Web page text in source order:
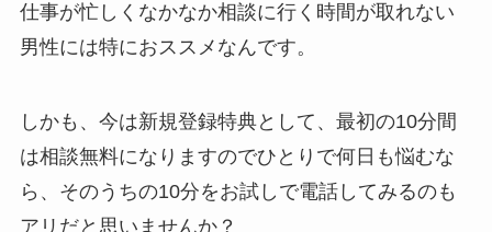
仕事が忙しくなかなか相談に行く時間が取れない
男性には特におススメなんです。
しかも、今は新規登録特典として、最初の10分間
は相談無料になりますのでひとりで何日も悩むな
ら、そのうちの10分をお試しで電話してみるのも
アリだと思いませんか？